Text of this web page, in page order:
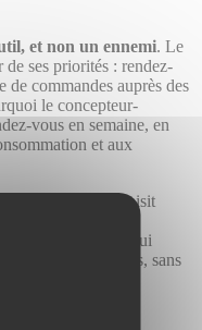
et non un ennemi. Le
de ses priorités : rendez-
de commandes auprès des
le concepteur-
vous en semaine, en
et aux
son rythme. Il choisit
pour allier
Une liberté qui
projet, sans stress, sans